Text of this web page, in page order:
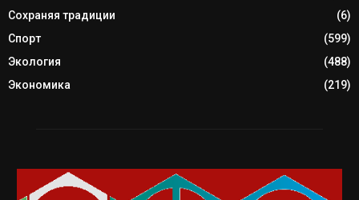
Сохраняя традиции
(6)
Спорт
(599)
Экология
(488)
Экономика
(219)